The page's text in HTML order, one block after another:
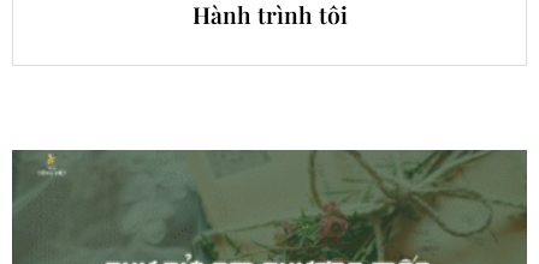
Hành trình tôi